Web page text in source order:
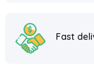
Fast